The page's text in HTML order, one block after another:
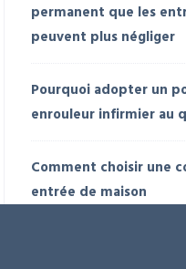
permanent que les
peuvent plus négliger
Pourquoi adopter un
enrouleur infirmier au
Comment choisir une
entrée de maison